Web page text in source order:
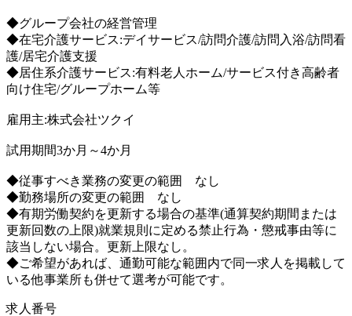
◆グループ会社の経営管理
◆在宅介護サービス:デイサービス/訪問介護/訪問入浴/訪問看
護/居宅介護支援
◆居住系介護サービス:有料老人ホーム/サービス付き高齢者
向け住宅/グループホーム等
雇用主:株式会社ツクイ
試用期間3か月～4か月
◆従事すべき業務の変更の範囲 なし
◆勤務場所の変更の範囲 なし
◆有期労働契約を更新する場合の基準(通算契約期間または
更新回数の上限)就業規則に定める禁止行為・懲戒事由等に
該当しない場合。更新上限なし。
◆ご希望があれば、通勤可能な範囲内で同一求人を掲載して
いる他事業所も併せて選考が可能です。
求人番号